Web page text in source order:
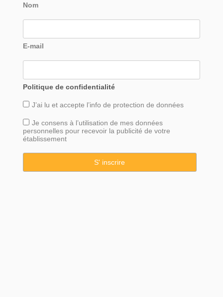
Nom
E-mail
Politique de confidentialité
J’ai lu et accepte l’info de protection de données
Je consens à l’utilisation de mes données
personnelles pour recevoir la publicité de votre
établissement